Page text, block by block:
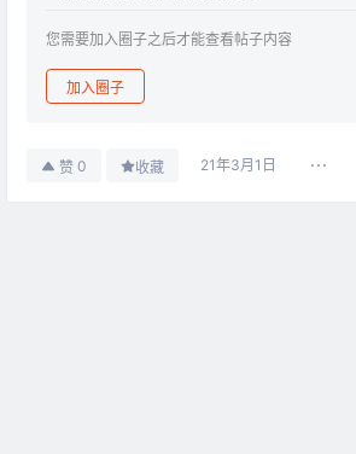
您需要加入圈子之后才能查看帖子内容
加入圈子
赞 0 收藏 21年3月1日